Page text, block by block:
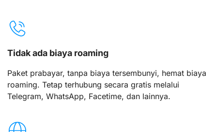
Tidak ada biaya roaming
Paket prabayar, tanpa biaya tersembunyi, hemat biaya
roaming. Tetap terhubung secara gratis melalui
Telegram, WhatsApp, Facetime, dan lainnya.